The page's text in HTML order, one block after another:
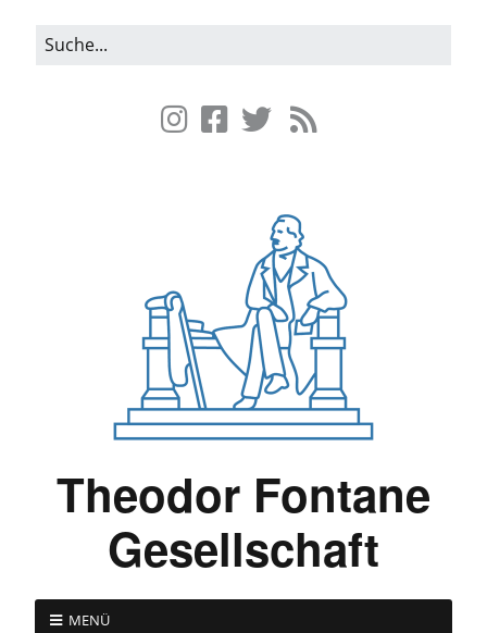
Theodor Fontane
Gesellschaft
MENÜ